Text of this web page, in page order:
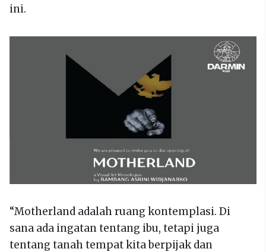
ini.
“Motherland adalah ruang kontemplasi. Di
sana ada ingatan tentang ibu, tetapi juga
tentang tanah tempat kita berpijak dan